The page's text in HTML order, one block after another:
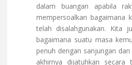
dalam buangan apabila
mempersoalkan bagaimana
telah disalahgunakan. Kita
bagaimana suatu masa
penuh dengan sanjungan
akhirnya dijatuhkan secara